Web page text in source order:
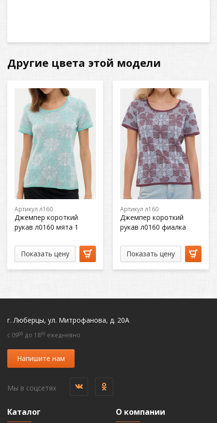
Другие цвета этой модели
Артикул л160
Джемпер короткий
рукав л0160 мята 1
Показать цену
Артикул л160
Джемпер короткий
рукав л0160 фиалка
Показать цену
г. Люберцы, ул. Митрофанова, д. 20А
c 0900 до 1800 ежедневно
Напишите нам
Мы в соцсетях
Каталог О компании